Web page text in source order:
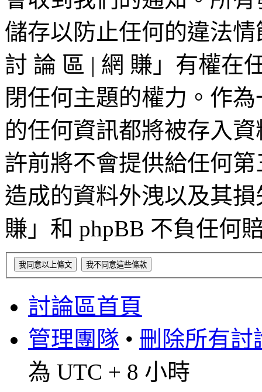
儲存以防止任何的違法
討 論 區 | 網 賺」有權在
閉任何主題的權力。作
的任何資訊都將被存入
許前將不會提供給任何
造成的資料外洩以及其
賺」和 phpBB 不負任何
討論區首頁
管理團隊 • 刪除所有討
為 UTC + 8 小時